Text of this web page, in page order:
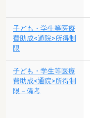
子ども・学生等医療
費助成<通院>所得制
限
子ども・学生等医療
費助成<通院>所得制
限－備考